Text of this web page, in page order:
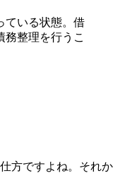
ている状態。借
整理を行うこ
方ですよね。それか